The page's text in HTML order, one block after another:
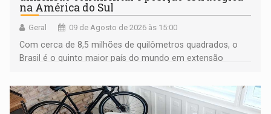
na América do Sul
Geral 09 de Agosto de 2026 às 15:00
Com cerca de 8,5 milhões de quilômetros quadrados, o
Brasil é o quinto maior país do mundo em extensão